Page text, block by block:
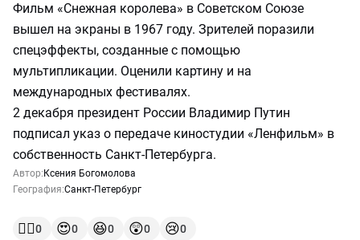
Фильм «Снежная королева» в Советском Союзе
вышел на экраны в 1967 году. Зрителей поразили
спецэффекты, созданные с помощью
мультипликации. Оценили картину и на
международных фестивалях.
2 декабря президент России Владимир Путин
подписал указ о передаче киностудии «Ленфильм» в
собственность Санкт-Петербурга.
Автор: Ксения Богомолова
География:Санкт-Петербург
👍🏻0 😍0 😆0 😲0 😢0